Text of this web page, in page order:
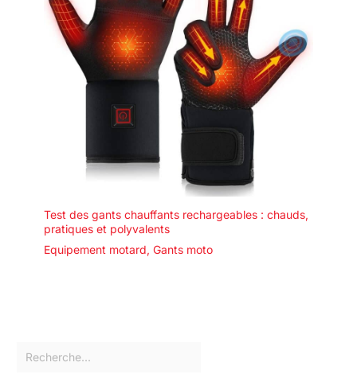
Test des gants chauffants rechargeables : chauds,
pratiques et polyvalents
Equipement motard, Gants moto